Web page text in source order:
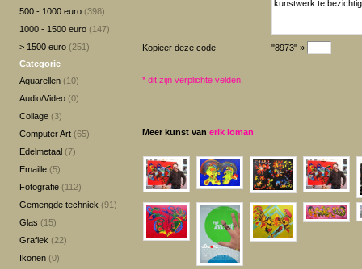
500 - 1000 euro (398)
1000 - 1500 euro (147)
> 1500 euro (251)
Categorie
Aquarellen (10)
Audio/Video (0)
Collage (3)
Computer Art (65)
Edelmetaal (7)
Emaille (5)
Fotografie (112)
Gemengde techniek (91)
Glas (15)
Grafiek (22)
Ikonen (0)
Kopieer deze code: "8973" »
* dit zijn verplichte velden.
Meer kunst van erik loman